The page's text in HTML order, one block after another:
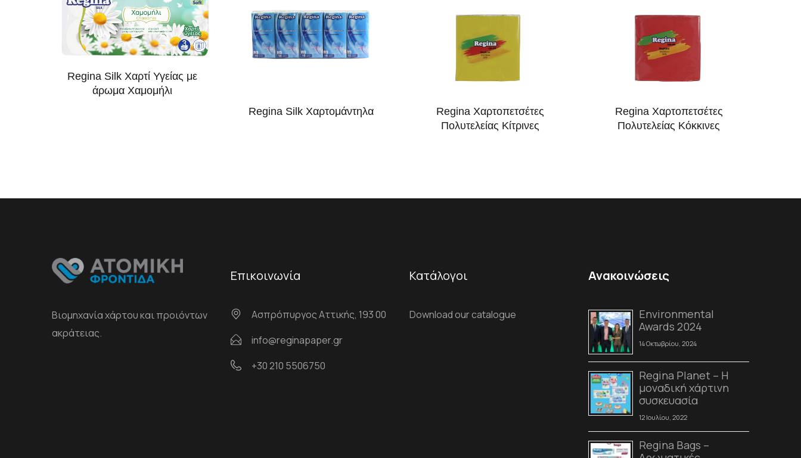
Regina Silk Χαρτί Υγείας με
άρωμα Χαμομήλι
Regina Silk Χαρτομάντηλα
Regina Xαρτοπετσέτες
Πολυτελείας Κίτρινες
Regina Χαρτοπετσέτες
Πολυτελείας Κόκκινες
Βιομηχανία χάρτου και προιόντων
ακράτειας.
Επικοινωνία
Ασπρόπυργος Αττικής, 193 00
info@reginapaper.gr
+30 210 5506750
Κατάλογοι
Download our catalogue
Ανακοινώσεις
Environmental
Awards 2024
14 Οκτωβρίου, 2024
Regina Planet – Η
μοναδική χάρτινη
συσκευασία
12 Ιουλίου, 2022
Regina Bags –